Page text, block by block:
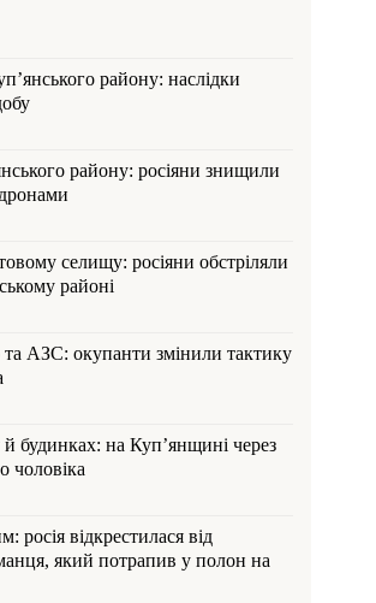
району: наслідки
району: росіяни знищили
селищу: росіяни обстріляли
районі
АЗС: окупанти змінили тактику
будинках: на Куп’янщині через
чоловіка
росія відкрестилася від
який потрапив у полон на